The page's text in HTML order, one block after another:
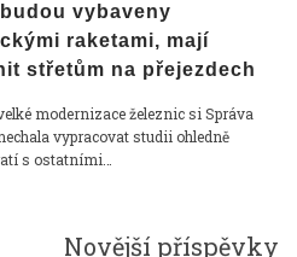
vybaveny
raketami, mají
střetům na přejezdech
modernizace železnic si Správa
vypracovat studii ohledně
s ostatními…
Novější příspěvky